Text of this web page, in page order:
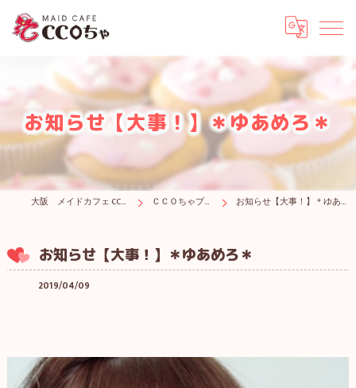
お知らせ【大事！】＊ゆあめろ＊
大阪 メイドカフェ CCOちゃ ＣＣＯちゃブログ お知らせ【大事！】＊ゆあめろ＊
お知らせ【大事！】＊ゆあめろ＊
2019/04/09